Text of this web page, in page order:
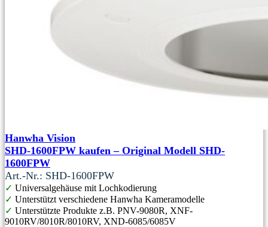
Hanwha Vision
SHD-1600FPW kaufen – Original Modell SHD-
1600FPW
Art.-Nr.: SHD-1600FPW
✓ Universalgehäuse mit Lochkodierung
✓ Unterstützt verschiedene Hanwha Kameramodelle
✓ Unterstützte Produkte z.B. PNV-9080R, XNF-
9010RV/8010R/8010RV, XND-6085/6085V